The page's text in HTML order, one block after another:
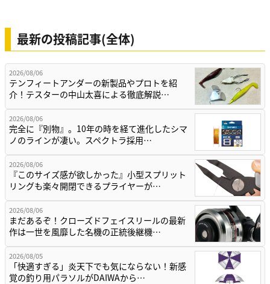
最新の投稿記事(全体)
2026/08/06
テンフィートアンダーの新製品やプロトを紹
介！テスターの中山太喜による徹底解説…
2026/08/06
完全に『別物』。10年の時を経て進化したシマ
ノのラインが凄い。スペクトラ採用…
2026/08/06
『このサイズ感が欲しかった』小型スプリット
リングも楽々開閉できるプライヤーが…
2026/08/06
まだあるぞ！クローズドフェイスリールの最新
作は一世を風靡した名機の正統後継機…
2026/08/05
「快適すぎる」炎天下でも気にならない！新感
覚の釣り用パラソルがDAIWAから…